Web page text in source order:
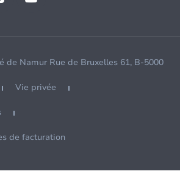
de Namur Rue de Bruxelles 61, B-5000
Vie privée
de facturation